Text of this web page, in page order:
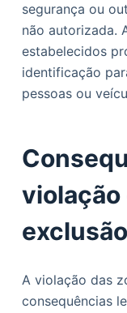
segurança ou
não autorizada.
estabelecidos
identificação
pessoas ou
violação
exclusão
A violação das
consequências